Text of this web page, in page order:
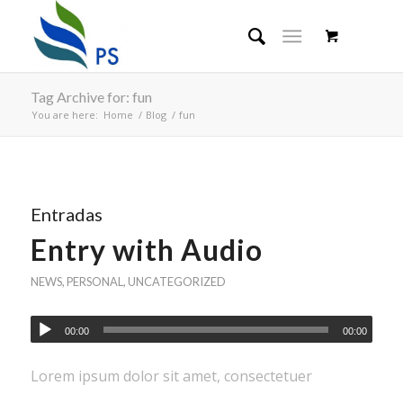
Tag Archive for: fun
You are here: Home / Blog / fun
Entradas
Entry with Audio
NEWS, PERSONAL , UNCATEGORIZED
00:00 00:00
Lorem ipsum dolor sit amet, consectetuer